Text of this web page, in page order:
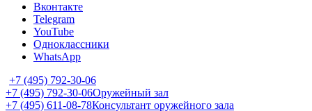
Вконтакте
Telegram
YouTube
Одноклассники
WhatsApp
+7 (495) 792-30-06
+7 (495) 792-30-06Оружейный зал
+7 (495) 611-08-78Консультант оружейного зала